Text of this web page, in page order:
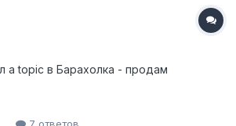
a topic в Барахолка - продам